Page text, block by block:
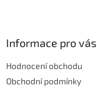
Informace pro vás
Hodnocení obchodu
Obchodní podmínky